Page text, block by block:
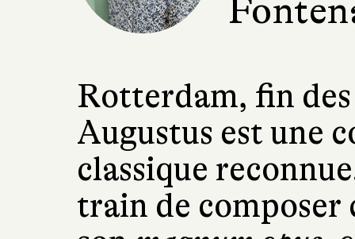
Rotterdam, fin
Augustus est une
classique
train de composer